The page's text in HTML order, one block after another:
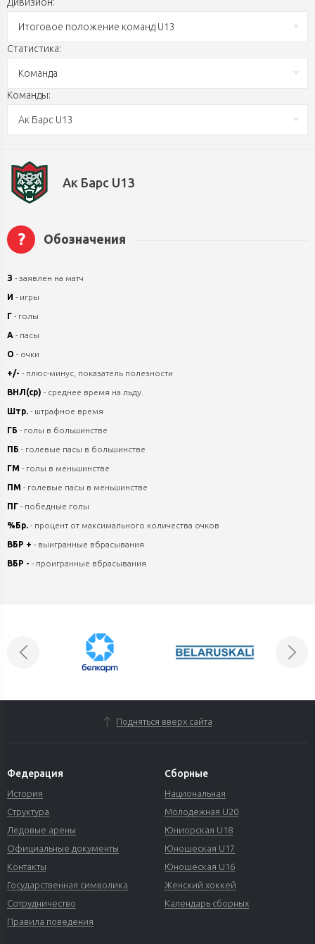
Итоговое положение команд U13
Статистика:
Команда
Команды:
Ак Барс U13
Ак Барс U13
? Обозначения
З - заявлен на матч
И - игры
Г - голы
А - пасы
О - очки
+/- - плюс-минус, показатель полезности
ВНЛ(ср) - среднее время на льду.
Штр. - штрафное время
ГБ - голы в большинстве
ПБ - голевые пасы в большинстве
ГМ - голы в меньшинстве
ПМ - голевые пасы в меньшинстве
ПГ - победные голы
%Бр. - процент от максимального количества очков
ВБР + - выигранные вбрасывания
ВБР - - проигранные вбрасывания
Подняться вверх сайта
Федерация
История
Структура
Ледовые арены
Официальные документы
Контакты
Государственная символика
Сотрудничество
Правила поведения
Сборные
Национальная
Молодежная U20
Юниорская U18
Юношеская U17
Юношеская U16
Женский хоккей
Календарь сборных